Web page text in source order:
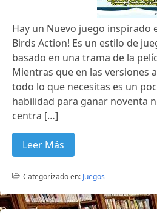
Hay un Nuevo juego inspirado
Birds Action! Es un estilo de
basado en una trama de la
Mientras que en las versiones
todo lo que necesitas es un
habilidad para ganar noventa
centra […]
Leer Más
Categorizado en: Juegos